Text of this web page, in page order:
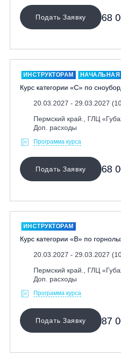
Ярославль, СП «Изгиб»
ОЧИСТИТЬ ФИЛЬТР
Подать Заявку 68
ИНСТРУКТОРАМ НАЧАЛЬНАЯ
Курс категории «С» по
20.03.2027 - 29.03.2027
Пермский край., ГЛЦ
Доп. расходы
Программа курса
Подать Заявку 68
ИНСТРУКТОРАМ
Курс категории «В» по
20.03.2027 - 29.03.2027
Пермский край., ГЛЦ
Доп. расходы
Программа курса
Подать Заявку 87